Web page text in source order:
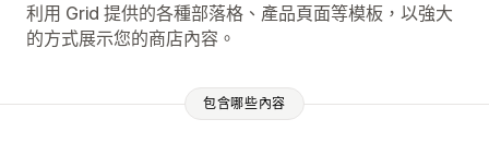
利用 Grid 提供的各種部落格、產品頁面等模板，以強大
的方式展示您的商店內容。
包含哪些內容